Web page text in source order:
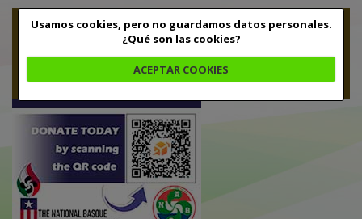
Usamos cookies, pero no guardamos datos personales.
¿Qué son las cookies?
ACEPTAR COOKIES